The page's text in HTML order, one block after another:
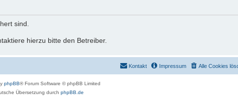
sind.
hierzu bitte den Betreiber.
Alle Cookies
Impressum
Kontakt
phpBB® Forum Software © phpBB Limited
Übersetzung durch phpBB.de